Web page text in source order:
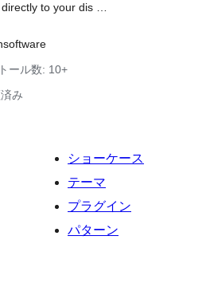
to your dis …
ール数: 10+
み
ショーケース
テーマ
プラグイン
パターン